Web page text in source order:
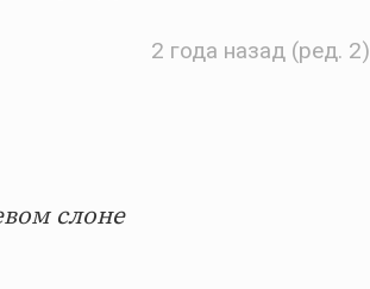
2 года назад (ред. 2)
слоне